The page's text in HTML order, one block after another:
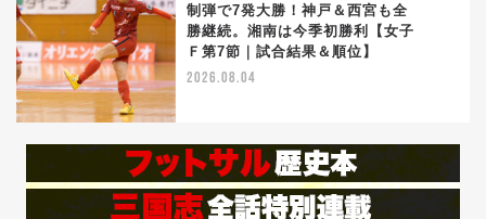
制弾で7発大勝！神戸＆西宮も全
勝継続。湘南は今季初勝利【女子
Ｆ第7節｜試合結果＆順位】
2026.08.04